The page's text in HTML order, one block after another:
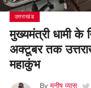
उत्तराखंड
मुख्यमंत्री धामी के
अक्टूबर तक
महाकुंभ
By मनीष व्यास